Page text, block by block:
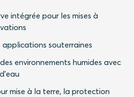
intégrée pour les mises à
applications souterraines
environnements humides avec
mise à la terre, la protection